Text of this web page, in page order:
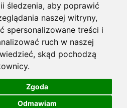
śledzenia, aby poprawić
naszej witryny,
spersonalizowane treści i
ruch w naszej
skąd pochodzą
Zgoda
Odmawiam
Warszawa. Nazwa miasta zaczęła
wieku jako Warszewa, a od XV wieku
nazwy na Warszawa w XV wieku
wymowy dialektycznej.